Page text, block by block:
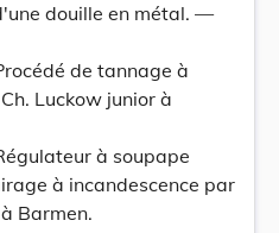
douille en métal. —
de tannage à
Luckow junior à
à soupape
à incandescence par
Barmen.